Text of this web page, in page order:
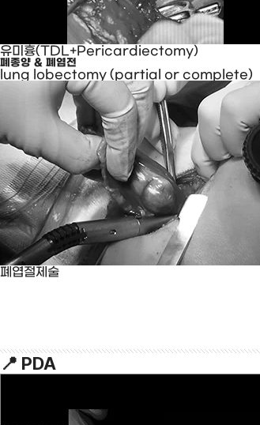
유미흉(TDL+Pericardiectomy)
폐종양 & 폐염전
lung lobectomy (partial or complete)
폐엽절제술
📍 PDA